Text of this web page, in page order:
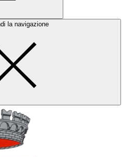
la navigazione